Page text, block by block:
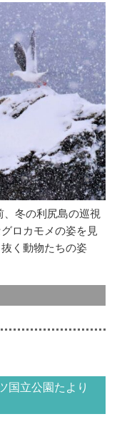
、冬の利尻島の巡視
ロカモメの姿を見
く動物たちの姿
国立公園たより